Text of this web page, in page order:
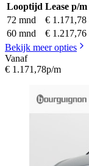
Looptijd Lease p/m
72 mnd
€ 1.171,78
60 mnd
€ 1.217,76
Bekijk meer opties
Vanaf
€ 1.171,78p/m